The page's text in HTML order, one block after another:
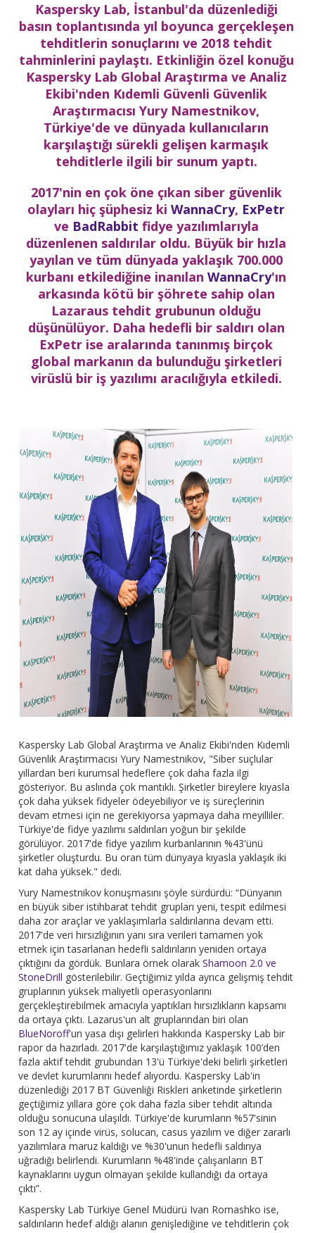
Kaspersky Lab, İstanbul'da düzenlediği
basın toplantısında yıl boyunca gerçekleşen
tehditlerin sonuçlarını ve 2018 tehdit
tahminlerini paylaştı. Etkinliğin özel konuğu
Kaspersky Lab Global Araştırma ve Analiz
Ekibi'nden Kıdemli Güvenli Güvenlik
Araştırmacısı Yury Namestnikov,
Türkiye'de ve dünyada kullanıcıların
karşılaştığı sürekli gelişen karmaşık
tehditlerle ilgili bir sunum yaptı.
2017'nin en çok öne çıkan siber güvenlik
olayları hiç şüphesiz kiWannaCry, ExPetr
ve BadRabbit fidye yazılımlarıyla
düzenlenen saldırılar oldu. Büyük bir hızla
yayılan ve tüm dünyada yaklaşık 700.000
kurbanı etkilediğine inanılanWannaCry'ın
arkasında kötü bir şöhrete sahip olan
Lazaraus tehdit grubunun olduğu
düşünülüyor. Daha hedefli bir saldırı olan
ExPetr ise aralarında tanınmış birçok
global markanın da bulunduğu şirketleri
virüslü bir iş yazılımı aracılığıyla etkiledi.
Kaspersky Lab Global Araştırma ve Analiz Ekibi'nden Kıdemli
Güvenlik Araştırmacısı Yury Namestnikov, "Siber suçlular
yıllardan beri kurumsal hedeflere çok daha fazla ilgi
gösteriyor. Bu aslında çok mantıklı. Şirketler bireylere kıyasla
çok daha yüksek fidyeler ödeyebiliyor ve iş süreçlerinin
devam etmesi için ne gerekiyorsa yapmaya daha meyilliler.
Türkiye'de fidye yazılımı saldırıları yoğun bir şekilde
görülüyor. 2017'de fidye yazılım kurbanlarının %43'ünü
şirketler oluşturdu. Bu oran tüm dünyaya kıyasla yaklaşık iki
kat daha yüksek." dedi.
Yury Namestnikov konuşmasını şöyle sürdürdü: “Dünyanın
en büyük siber istihbarat tehdit grupları yeni, tespit edilmesi
daha zor araçlar ve yaklaşımlarla saldırılarına devam etti.
2017'de veri hırsızlığının yanı sıra verileri tamamen yok
etmek için tasarlanan hedefli saldırıların yeniden ortaya
çıktığını da gördük. Bunlara örnek olarak Shamoon 2.0 ve
StoneDrill gösterilebilir. Geçtiğimiz yılda ayrıca gelişmiş tehdit
gruplarının yüksek maliyetli operasyonlarını
gerçekleştirebilmek amacıyla yaptıkları hırsızlıkların kapsamı
da ortaya çıktı. Lazarus'un alt gruplarından biri olan
BlueNoroff'un yasa dışı gelirleri hakkında Kaspersky Lab bir
rapor da hazırladı. 2017'de karşılaştığımız yaklaşık 100’den
fazla aktif tehdit grubundan 13'ü Türkiye'deki belirli şirketleri
ve devlet kurumlarını hedef alıyordu. Kaspersky Lab'in
düzenlediği 2017 BT Güvenliği Riskleri anketinde şirketlerin
geçtiğimiz yıllara göre çok daha fazla siber tehdit altında
olduğu sonucuna ulaşıldı. Türkiye'de kurumların %57'sinin
son 12 ay içinde virüs, solucan, casus yazılım ve diğer zararlı
yazılımlara maruz kaldığı ve %30'unun hedefli saldırıya
uğradığı belirlendi. Kurumların %48'inde çalışanların BT
kaynaklarını uygun olmayan şekilde kullandığı da ortaya
çıktı”.
Kaspersky Lab Türkiye Genel Müdürü Ivan Romashko ise,
saldırıların hedef aldığı alanın genişlediğine ve tehditlerin çok